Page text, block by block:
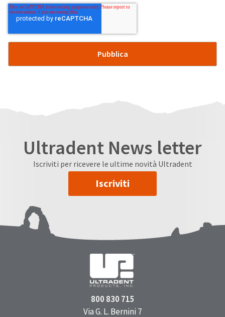
Ultradent News letter
Iscriviti per ricevere le ultime novità Ultradent
Iscriviti
800 830 715
Via G. L. Bernini 7